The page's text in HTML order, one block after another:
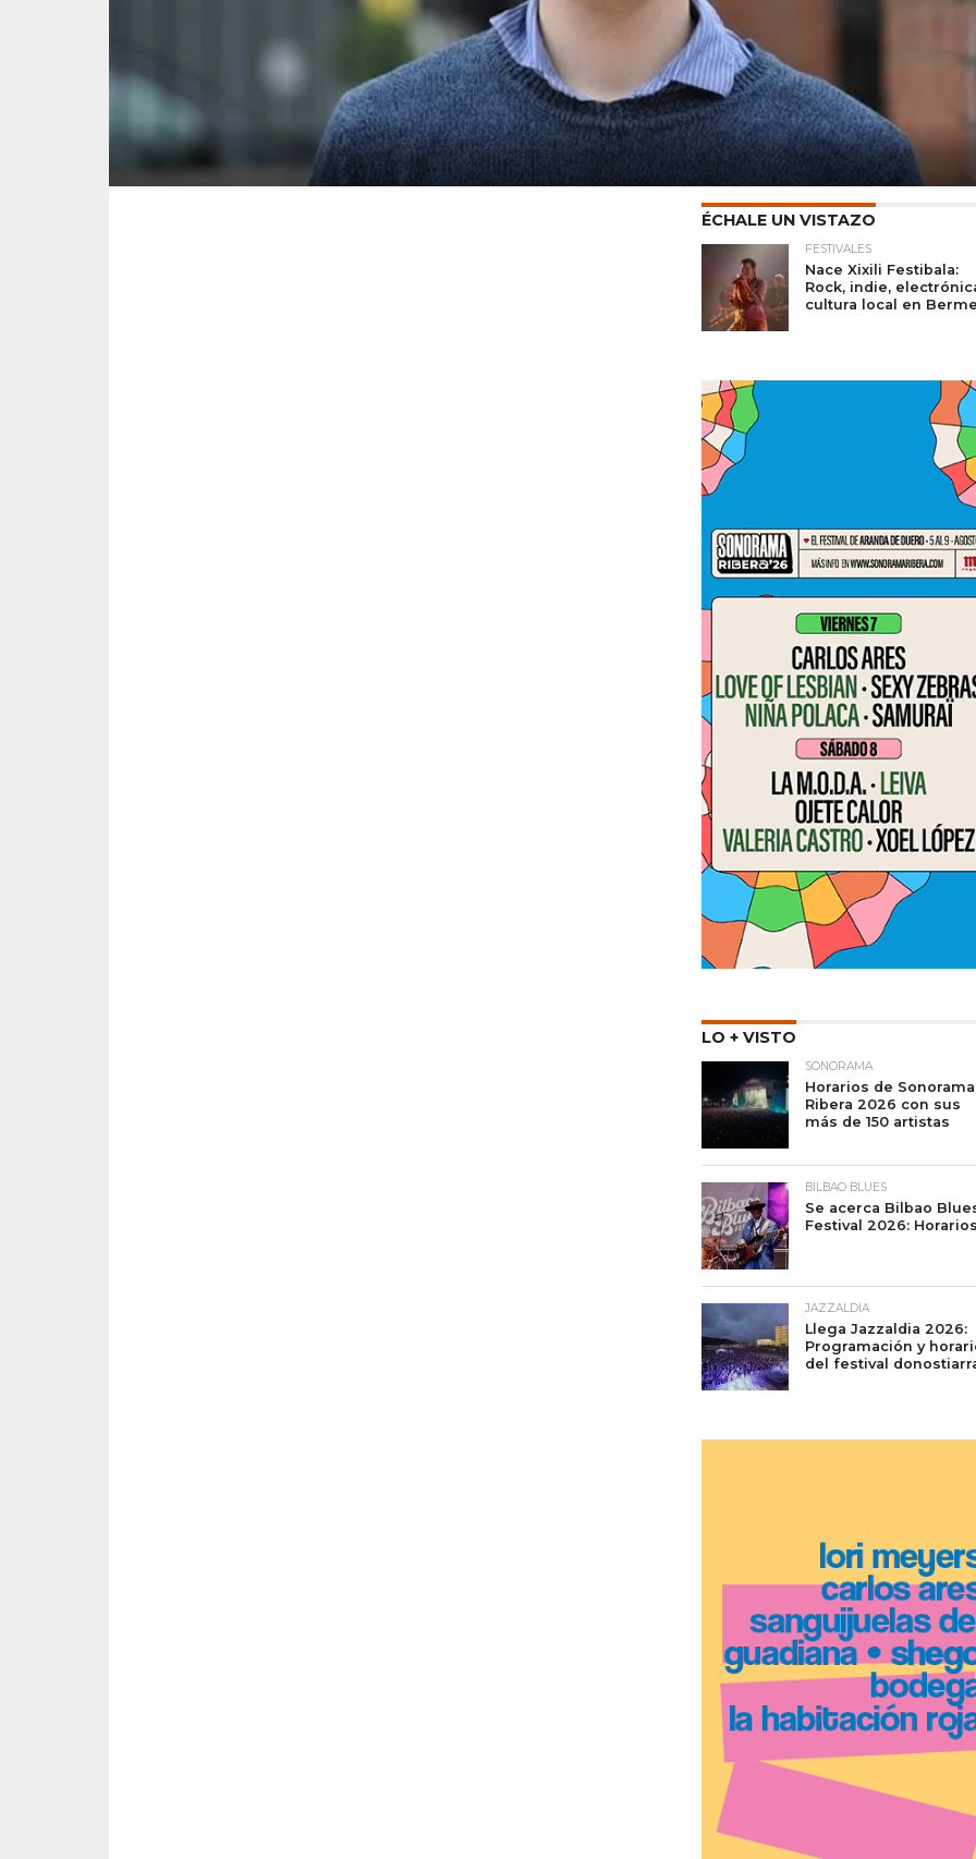
ÉCHALE UN VISTAZO
FESTIVALES
Nace Xixili Festibala:
Rock, indie,
cultura local en
LO + VISTO
SONORAMA
Horarios de Sonorama
Ribera 2026 con sus
más de 150 artistas
BILBAO BLUES
Se acerca Bilbao
Festival 2026: Horarios
JAZZALDIA
Llega Jazzaldia 2026:
Programación y
del festival